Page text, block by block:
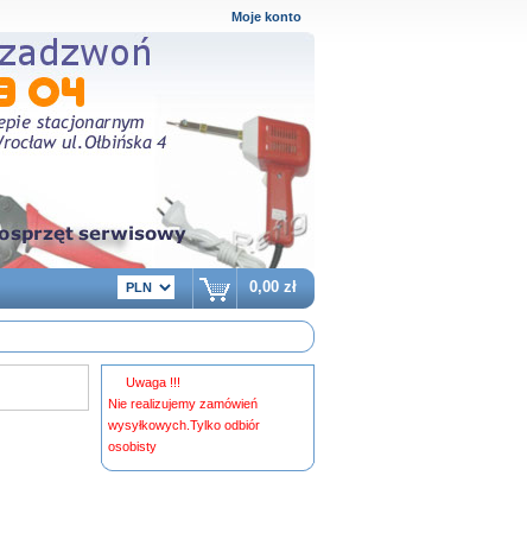
Moje konto
0,00 zł
Uwaga !!!
Nie realizujemy zamówień
wysyłkowych.Tylko odbiór
osobisty